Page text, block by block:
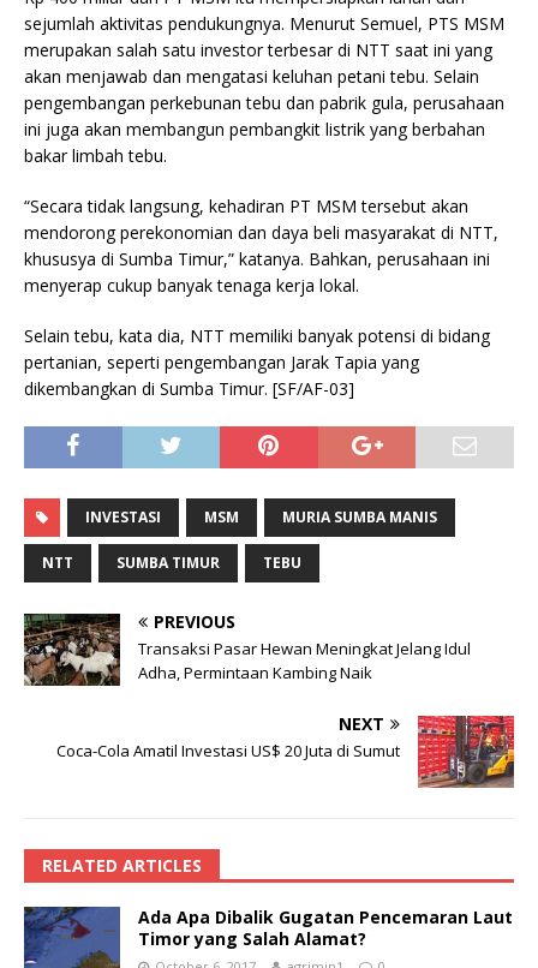
sejumlah aktivitas pendukungnya. Menurut Semuel, PTS MSM
merupakan salah satu investor terbesar di NTT saat ini yang
akan menjawab dan mengatasi keluhan petani tebu. Selain
pengembangan perkebunan tebu dan pabrik gula, perusahaan
ini juga akan membangun pembangkit listrik yang berbahan
bakar limbah tebu.
“Secara tidak langsung, kehadiran PT MSM tersebut akan
mendorong perekonomian dan daya beli masyarakat di NTT,
khususya di Sumba Timur,” katanya. Bahkan, perusahaan ini
menyerap cukup banyak tenaga kerja lokal.
Selain tebu, kata dia, NTT memiliki banyak potensi di bidang
pertanian, seperti pengembangan Jarak Tapia yang
dikembangkan di Sumba Timur. [SF/AF-03]
INVESTASI MSM MURIA SUMBA MANIS
NTT SUMBA TIMUR TEBU
PREVIOUS
Transaksi Pasar Hewan Meningkat Jelang Idul
Adha, Permintaan Kambing Naik
NEXT
Coca-Cola Amatil Investasi US$ 20 Juta di Sumut
RELATED ARTICLES
Ada Apa Dibalik Gugatan Pencemaran Laut
Timor yang Salah Alamat?